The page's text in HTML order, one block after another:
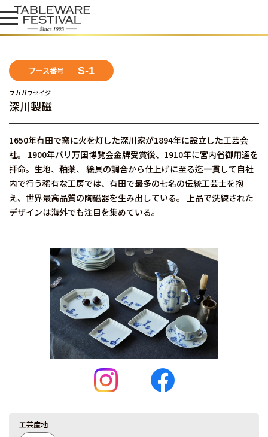
ブース番号 S-1
フカガワセイジ
深川製磁
1650年有田で窯に火を灯した深川家が1894年に設立した工芸会
社。 1900年パリ万国博覧会金牌受賞後、1910年に宮内省御用達を
拝命。生地、釉薬、 絵具の調合から仕上げに至る迄一貫して自社
内で行う稀有な工房では、有田で最多の七名の伝統工芸士を抱
え、世界最高品質の陶磁器を生み出している。 上品で洗練された
デザインは海外でも注目を集めている。
工芸産地